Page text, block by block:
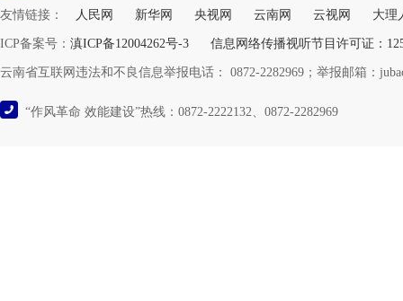
友情链接： 人民网 新华网 央视网 云南网 云视网 大理
ICP备案号： 滇ICP备12004262号-3 信息网络传播视听节目许可证：
云南省互联网违法和不良信息举报电话： 0872-2282969；举报邮箱：
“作风革命 效能建设”热线：0872-2222132、0872-2282969